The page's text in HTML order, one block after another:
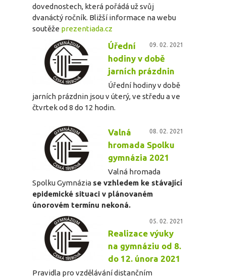
dovednostech, která pořádá už svůj
dvanáctý ročník. Bližší informace na webu
soutěže prezentiada.cz
09. 02. 2021
Úřední
hodiny v době
jarních prázdnin
Úřední hodiny v době
jarních prázdnin jsou v úterý, ve středu a ve
čtvrtek od 8 do 12 hodin.
08. 02. 2021
Valná
hromada Spolku
gymnázia 2021
Valná hromada
Spolku Gymnázia se vzhledem ke stávající
epidemické situaci v plánovaném
únorovém termínu nekoná.
05. 02. 2021
Realizace výuky
na gymnáziu od 8.
do 12. února 2021
Pravidla pro vzdělávání distančním